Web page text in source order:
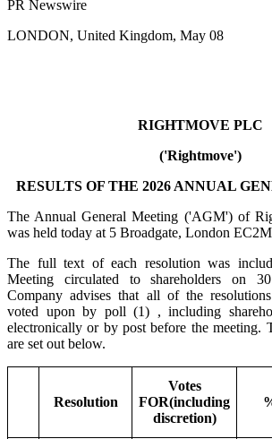
PR Newswire
LONDON, United Kingdom, May 08
RIGHTMOVE PLC
('Rightmove')
RESULTS OF THE 2026 ANNUAL
The Annual General Meeting ('AGM') of
was held today at 5 Broadgate, London
The full text of each resolution was
Meeting circulated to shareholders on
Company advises that all of the
voted upon by poll (1) , including
electronically or by post before the meeting.
are set out below.
Resolution
Votes
FOR(including
discretion)